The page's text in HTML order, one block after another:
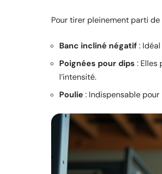
Pour tirer pleinement parti de
Banc incliné négatif:
Poignées pour dips : Elles
l’intensité.
Poulie : Indispensable